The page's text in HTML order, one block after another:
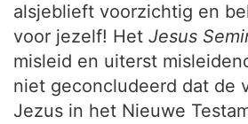
alsjeblieft voorzichtig en
voor jezelf! Het Jesus
misleid en uiterst
niet geconcludeerd dat de
Jezus in het Nieuwe